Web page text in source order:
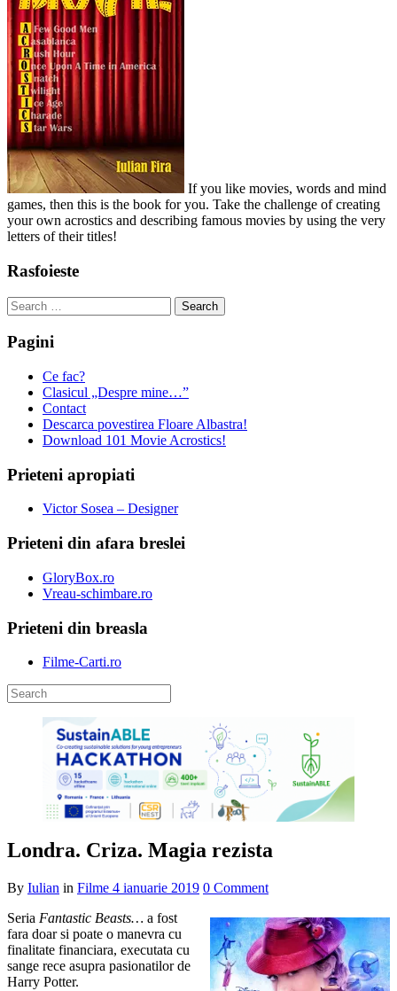
If you like movies, words and mind
games, then this is the book for you. Take the challenge of creating
your own acrostics and describing famous movies by using the very
letters of their titles!
Rasfoieste
Search
for:
Pagini
Ce fac?
Clasicul „Despre mine…”
Contact
Descarca povestirea Floare Albastra!
Download 101 Movie Acrostics!
Prieteni apropiati
Victor Sosea – Designer
Prieteni din afara breslei
GloryBox.ro
Vreau-schimbare.ro
Prieteni din breasla
Filme-Carti.ro
Londra. Criza. Magia rezista
By Iulian in Filme 4 ianuarie 2019 0 Comment
Seria Fantastic Beasts… a fost
fara doar si poate o manevra cu
finalitate financiara, executata cu
sange rece asupra pasionatilor de
Harry Potter.